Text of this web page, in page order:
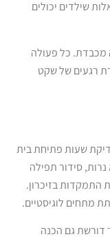
שילדים יכולים
מכבדת. כל פעולה
רגעים של שקט
שעות פתיחת בית
סידור תפילה
התמקדות בזיכרון.
מתחים לוגיסטיים.
דורשת גם הכנה